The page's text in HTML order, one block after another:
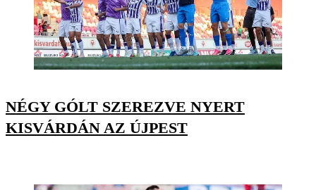
NÉGY GÓLT SZEREZVE NYERT
KISVÁRDÁN AZ ÚJPEST